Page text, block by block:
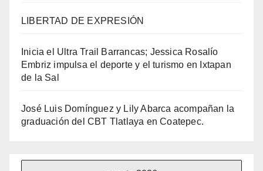
LIBERTAD DE EXPRESIÓN
Inicia el Ultra Trail Barrancas; Jessica Rosalío
Embriz impulsa el deporte y el turismo en Ixtapan
de la Sal
José Luis Domínguez y Lily Abarca acompañan la
graduación del CBT Tlatlaya en Coatepec.